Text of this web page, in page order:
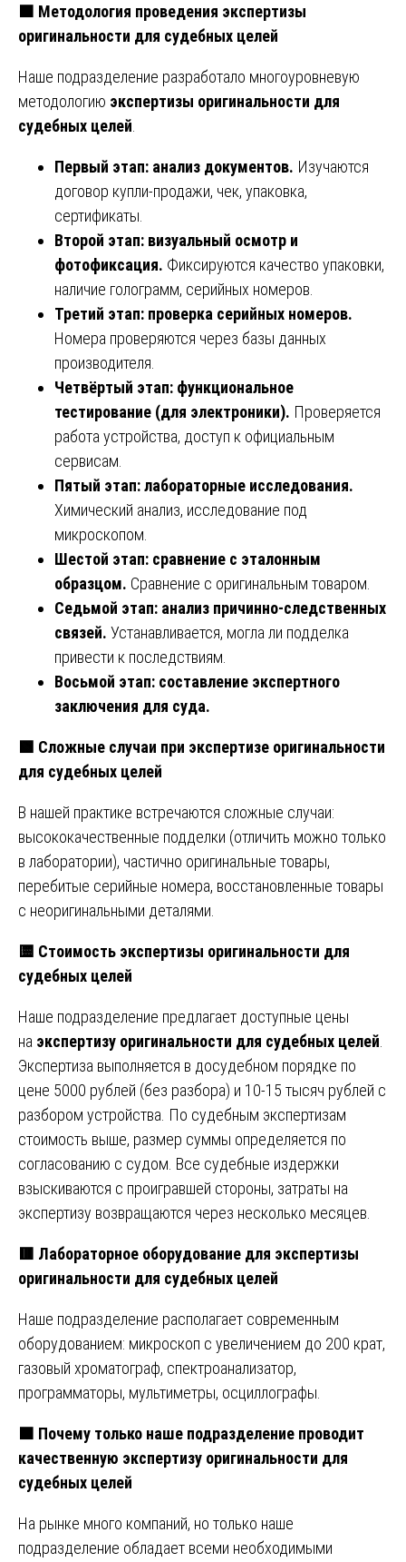
🟧 Методология проведения экспертизы
оригинальности для судебных целей
Наше подразделение разработало многоуровневую
методологию экспертизы оригинальности для
судебных целей
Первый этап: анализ документов. Изучаются
договор купли-продажи, чек, упаковка,
сертификаты.
Второй этап: визуальный осмотр и
фотофиксация. Фиксируются качество упаковки,
наличие голограмм, серийных номеров.
Третий этап: проверка серийных номеров.
Номера проверяются через базы данных
производителя.
Четвёртый этап: функциональное
тестирование (для электроники). Проверяется
работа устройства, доступ к официальным
сервисам.
Пятый этап: лабораторные исследования.
Химический анализ, исследование под
микроскопом.
Шестой этап: сравнение с эталонным
образцом. Сравнение с оригинальным товаром.
Седьмой этап: анализ причинно-следственных
связей. Устанавливается, могла ли подделка
привести к последствиям.
Восьмой этап: составление экспертного
заключения для суда.
🟩 Сложные случаи при экспертизе оригинальности
для судебных целей
В нашей практике встречаются сложные случаи:
высококачественные подделки (отличить можно только
в лаборатории), частично оригинальные товары,
перебитые серийные номера, восстановленные товары
с неоригинальными деталями.
🟨 Стоимость экспертизы оригинальности для
судебных целей
Наше подразделение предлагает доступные цены
на экспертизу оригинальности для судебных целей
Экспертиза выполняется в досудебном порядке по
цене 5000 рублей (без разбора) и 10-15 тысяч рублей с
разбором устройства. По судебным экспертизам
стоимость выше, размер суммы определяется по
согласованию с судом. Все судебные издержки
взыскиваются с проигравшей стороны, затраты на
экспертизу возвращаются через несколько месяцев.
🟥 Лабораторное оборудование для экспертизы
оригинальности для судебных целей
Наше подразделение располагает современным
оборудованием: микроскоп с увеличением до 200 крат,
газовый хроматограф, спектроанализатор,
программаторы, мультиметры, осциллографы.
🟧 Почему только наше подразделение проводит
качественную экспертизу оригинальности для
судебных целей
На рынке много компаний, но только наше
подразделение обладает всеми необходимыми